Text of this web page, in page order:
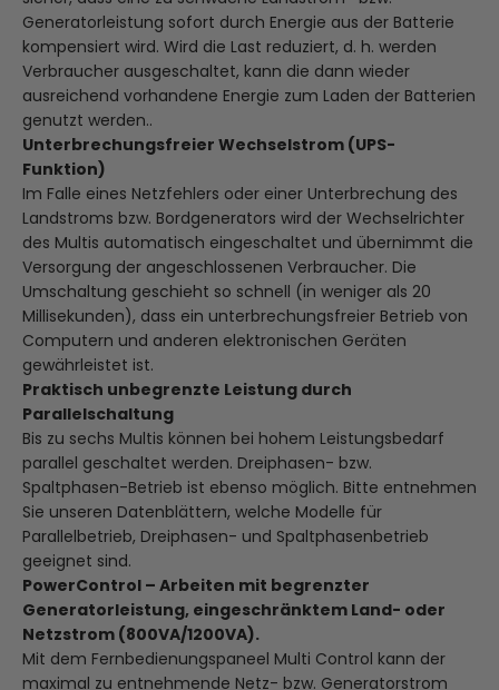
Generatorleistung sofort durch Energie aus der Batterie
kompensiert wird. Wird die Last reduziert, d. h. werden
Verbraucher ausgeschaltet, kann die dann wieder
ausreichend vorhandene Energie zum Laden der Batterien
genutzt werden..
Unterbrechungsfreier Wechselstrom (UPS-
Funktion)
Im Falle eines Netzfehlers oder einer Unterbrechung des
Landstroms bzw. Bordgenerators wird der Wechselrichter
des Multis automatisch eingeschaltet und übernimmt die
Versorgung der angeschlossenen Verbraucher. Die
Umschaltung geschieht so schnell (in weniger als 20
Millisekunden), dass ein unterbrechungsfreier Betrieb von
Computern und anderen elektronischen Geräten
gewährleistet ist.
Praktisch unbegrenzte Leistung durch
Parallelschaltung
Bis zu sechs Multis können bei hohem Leistungsbedarf
parallel geschaltet werden. Dreiphasen- bzw.
Spaltphasen-Betrieb ist ebenso möglich. Bitte entnehmen
Sie unseren Datenblättern, welche Modelle für
Parallelbetrieb, Dreiphasen- und Spaltphasenbetrieb
geeignet sind.
PowerControl – Arbeiten mit begrenzter
Generatorleistung, eingeschränktem Land- oder
Netzstrom (800VA/1200VA).
Mit dem Fernbedienungspaneel Multi Control kann der
maximal zu entnehmende Netz- bzw. Generatorstrom